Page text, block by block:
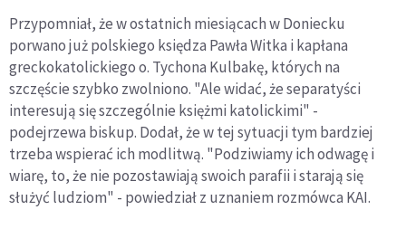
Przypomniał, że w ostatnich miesiącach w Doniecku
porwano już polskiego księdza Pawła Witka i kapłana
greckokatolickiego o. Tychona Kulbakę, których na
szczęście szybko zwolniono. "Ale widać, że separatyści
interesują się szczególnie księżmi katolickimi" -
podejrzewa biskup. Dodał, że w tej sytuacji tym bardziej
trzeba wspierać ich modlitwą. "Podziwiamy ich odwagę i
wiarę, to, że nie pozostawiają swoich parafii i starają się
służyć ludziom" - powiedział z uznaniem rozmówca KAI.